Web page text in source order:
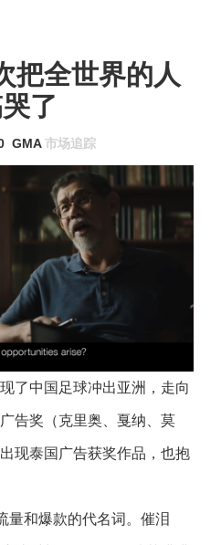
把全世界的人
了
GMA 市场追踪
了中国足球冲出亚洲，走向
告奖（克里奥、戛纳、莫
现泰国广告获奖作品，也抱
量和爆款的代名词。催泪